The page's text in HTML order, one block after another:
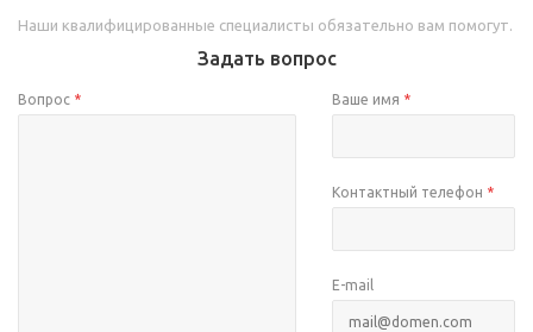
Наши квалифицированные специалисты обязательно вам помогут.
Задать вопрос
Вопрос * Ваше имя *
Контактный телефон *
E-mail